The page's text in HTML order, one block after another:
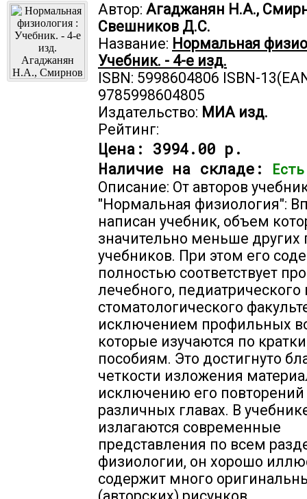
Автор: Агаджанян Н.А.,
Свешников Д.С.
Название: Нормальная
Учебник. - 4-е изд.
ISBN: 5998604806 ISBN-
9785998604805
Издательство: МИА изд.
Рейтинг:
Цена: 3994.00 р.
Наличие на складе:
Описание: От авторов
"Нормальная физиология":
написан учебник, объем
значительно меньше других
учебников. При этом его
полностью соответствует
лечебного, педиатрического
стоматологического
исключением профильных
которые изучаются по
пособиям. Это достигнуто
четкости изложения
исключению его повторений
различных главах. В
излагаются современные
представления по всем
физиологии, он хорошо
содержит много